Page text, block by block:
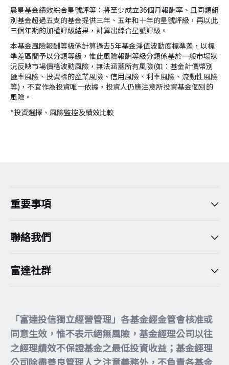
晨星基金績效綜合星號評等：將至少成立36個月報酬率、且同類組
別基金超過五支的基金提供三年、五年和十年的星號評級，再以此
三個年期的加權評級結果，計算出綜合星號評級。
本基金風險報酬等級係計算過去5年基金淨值波動度標準差，以標
準差區間予以分類等級，惟此風險報酬等級分類係基於一般市場狀
況反映市場價格波動風險，無法涵蓋所有風險(如：基金計價幣別
匯率風險、投資標的產業風險、信用風險、利率風險、流動性風險
等)，不宜作為投資唯一依據，投資人仍應注意所投資基金個別的
風險。
*投資選擇、風險監控及績效比較
重要事項
聯絡我們
富達社群
「富達投信獨立經營管理」各基金經金管會核准或
同意生效，惟不表示絕無風險，基金經理公司以往
之經理績效不保證基金之最低投資收益；基金經理
公司除盡善良管理人之注意義務外，不負責各基金